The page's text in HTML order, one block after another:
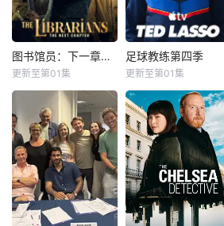
秘外祖父在加拿大
的一座岛屿。于是
她前往加拿大度过
了一个夏天。在那
里，她结交了新朋
情，并揭开了家族
&amp;nbsp; &am
p;nbsp; &amp;nbs
p; &amp;nbsp; &a
mp;nbsp; &amp;nb
sp; &amp;nbsp; &a
图书馆员：下一章第二季
Deadline可以透
露，该剧还获得了
两季的订单，其中
包括已经拍摄并正
在后期制作的12集
的第一季，以及第
二季。第一季将于
图书馆员：下一章第二季
更新至第01集
足球教练第四季
朱诺·坦普尔
Ted Lasso回到里
士满，接受了他迄
今为止最大的挑
战：执教一支乙级
联赛的女子足球
队。在这一季里，
Ted和球队学着“先
足球教练第四季
更新至第01集